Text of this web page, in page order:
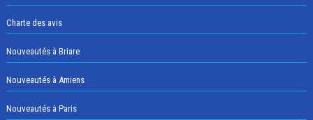
Charte des avis
Nouveautés à Briare
Nouveautés à Amiens
Nouveautés à Paris